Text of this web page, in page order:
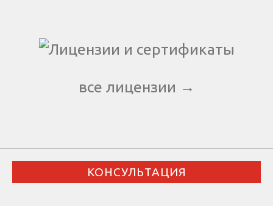
все лицензии →
КОНСУЛЬТАЦИЯ